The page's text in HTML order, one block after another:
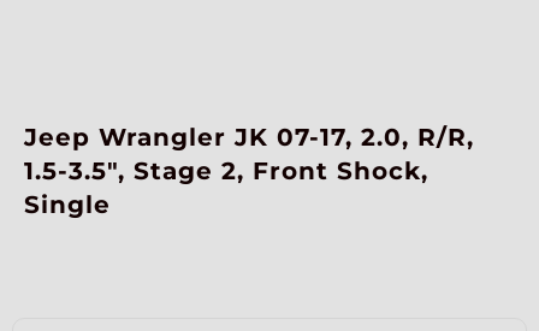
Jeep Wrangler JK 07-17, 2.0, R/R,
1.5-3.5″, Stage 2, Front Shock,
Single